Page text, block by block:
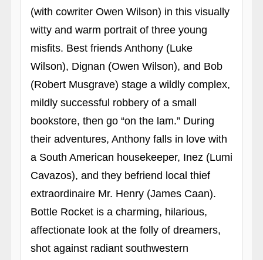
(with cowriter Owen Wilson) in this visually
witty and warm portrait of three young
misfits. Best friends Anthony (Luke
Wilson), Dignan (Owen Wilson), and Bob
(Robert Musgrave) stage a wildly complex,
mildly successful robbery of a small
bookstore, then go “on the lam.” During
their adventures, Anthony falls in love with
a South American housekeeper, Inez (Lumi
Cavazos), and they befriend local thief
extraordinaire Mr. Henry (James Caan).
Bottle Rocket is a charming, hilarious,
affectionate look at the folly of dreamers,
shot against radiant southwestern